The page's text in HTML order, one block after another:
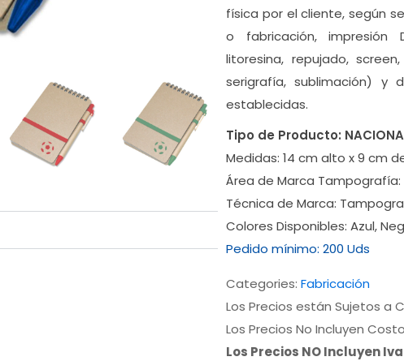
física por el cliente, según
o fabricación, impresión
litoresina, repujado,
serigrafía, sublimación) y
establecidas.
Tipo de Producto:
Medidas: 14 cm alto x 9 cm
Área de Marca Tampografía:
Técnica de Marca:
Colores Disponibles: Azul,
Pedido mínimo: 200 Uds
Categories: Fabricación
Los Precios están Sujetos a
Los Precios No Incluyen
Los Precios NO Incluyen